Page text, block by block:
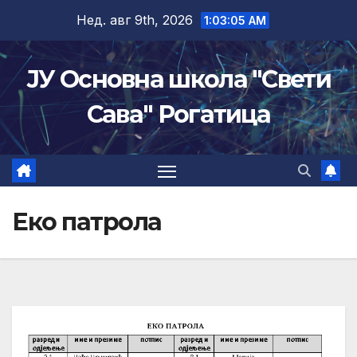
content
Нед. авг 9th, 2026 1:03:05 AM
ЈУ Основна школа "Свети
Сава" Рогатица
Еко патрола